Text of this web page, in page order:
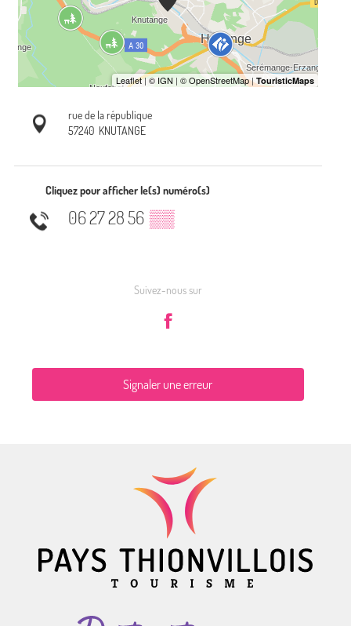
rue de la république
57240 KNUTANGE
Cliquez pour afficher le(s) numéro(s)
06 27 28 56 ▒▒
Suivez-nous sur
Signaler une erreur